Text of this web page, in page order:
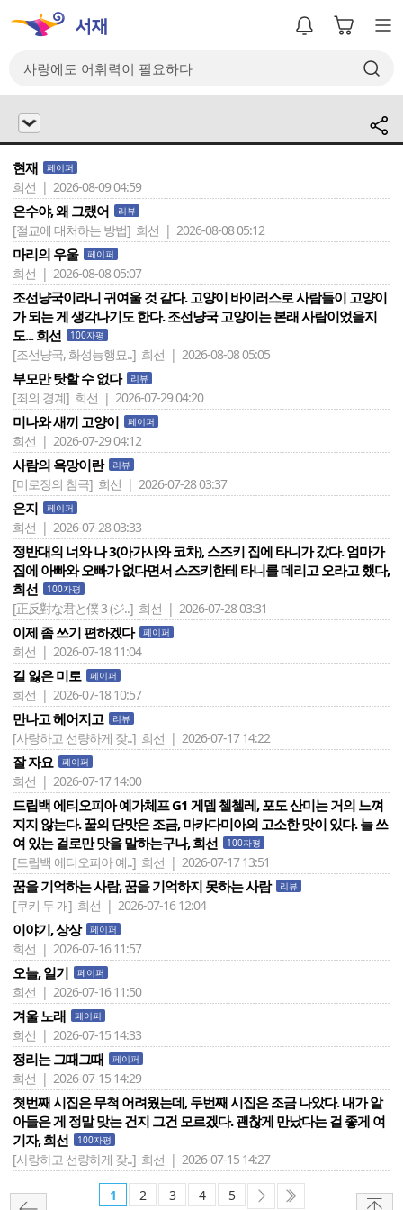
현재 페이퍼
희선 | 2026-08-09 04:59
은수야, 왜 그랬어 리뷰
[절교에 대처하는 방법] 희선 | 2026-08-08 05:12
마리의 우울 페이퍼
희선 | 2026-08-08 05:07
조선냥국이라니 귀여울 것 같다. 고양이 바이러스로 사람들이 고양이
가 되는 게 생각나기도 한다. 조선냥국 고양이는 본래 사람이었을지
도... 희선
100자평
[조선냥국, 화성능행묘..] 희선 | 2026-08-08 05:05
부모만 탓할 수 없다 리뷰
[죄의 경계] 희선 | 2026-07-29 04:20
미나와 새끼 고양이 페이퍼
희선 | 2026-07-29 04:12
사람의 욕망이란 리뷰
[미로장의 참극] 희선 | 2026-07-28 03:37
은지 페이퍼
희선 | 2026-07-28 03:33
정반대의 너와 나 3(아가사와 코차), 스즈키 집에 타니가 갔다. 엄마가
집에 아빠와 오빠가 없다면서 스즈키한테 타니를 데리고 오라고 했다,
희선
100자평
[正反對な君と僕 3 (ジ..] 희선 | 2026-07-28 03:31
이제 좀 쓰기 편하겠다 페이퍼
희선 | 2026-07-18 11:04
길 잃은 미로 페이퍼
희선 | 2026-07-18 10:57
만나고 헤어지고 리뷰
[사랑하고 선량하게 잦..] 희선 | 2026-07-17 14:22
잘 자요 페이퍼
희선 | 2026-07-17 14:00
드립백 에티오피아 예가체프 G1 게뎁 첼첼레, 포도 산미는 거의 느껴
지지 않는다. 꿀의 단맛은 조금, 마카다미아의 고소한 맛이 있다. 늘 쓰
여 있는 걸로만 맛을 말하는구나, 희선
100자평
[드립백 에티오피아 예..] 희선 | 2026-07-17 13:51
꿈을 기억하는 사람, 꿈을 기억하지 못하는 사람 리뷰
[쿠키 두 개] 희선 | 2026-07-16 12:04
이야기, 상상 페이퍼
희선 | 2026-07-16 11:57
오늘, 일기 페이퍼
희선 | 2026-07-16 11:50
겨울 노래 페이퍼
희선 | 2026-07-15 14:33
정리는 그때그때 페이퍼
희선 | 2026-07-15 14:29
첫번째 시집은 무척 어려웠는데, 두번째 시집은 조금 나았다. 내가 알
아들은 게 정말 맞는 건지 그건 모르겠다. 괜찮게 만났다는 걸 좋게 여
기자, 희선
100자평
[사랑하고 선량하게 잦..] 희선 | 2026-07-15 14:27
1 2 3 4 5